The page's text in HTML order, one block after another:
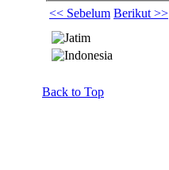
<< Sebelum Berikut >>
Back to Top